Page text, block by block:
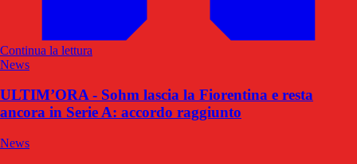
Continua la lettura
News
ULTIM’ORA - Sohm lascia la Fiorentina e resta
ancora in Serie A: accordo raggiunto
News